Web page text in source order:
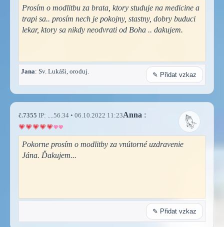
Prosím o modlitbu za brata, ktory studuje na medicine a
trapi sa.. prosím nech je pokojny, stastny, dobry buduci
lekar, ktory sa nikdy neodvrati od Boha .. dakujem.
Jana: Sv. Lukáši, oroduj. ✎ Přidat vzkaz
č.7355 IP: ....56.34 • 06.10.2022 11:23Anna :
Pokorne prosím o modlitby za vnútorné uzdravenie
Jána. Ďakujem...
✎ Přidat vzkaz